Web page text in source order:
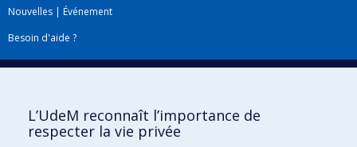
Nouvelles | Événement
Besoin d'aide ?
Plan du site|Accessibilité
L’UdeM reconnaît l’importance de
respecter la vie privée